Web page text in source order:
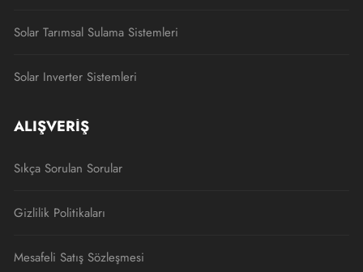
Solar Tarımsal Sulama Sistemleri
Solar Inverter Sistemleri
ALIŞVERIŞ
Sıkça Sorulan Sorular
Gizlilik Politikaları
Mesafeli Satış Sözleşmesi